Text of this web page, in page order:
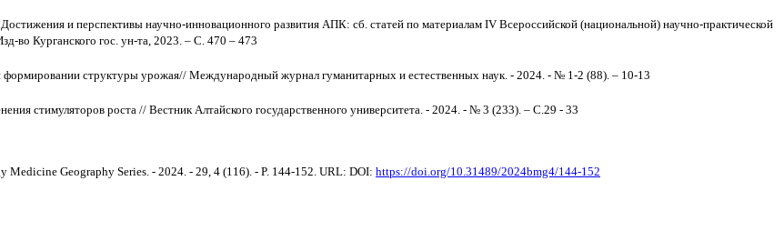
и перспективы научно-инновационного развития АПК: сб. статей по материалам IV Всероссийской (национальной) научно-практической
во Курганского гос. ун-та, 2023. – С. 470 – 473
формировании структуры урожая// Международный журнал гуманитарных и естественных наук. - 2024. - № 1-2 (88). – 10-13
стимуляторов роста // Вестник Алтайского государственного университета. - 2024. - № 3 (233). – С.29 - 33
Geography Series. - 2024. - 29, 4 (116). - P. 144-152. URL: DOI: https://doi.org/10.31489/2024bmg4/144-152